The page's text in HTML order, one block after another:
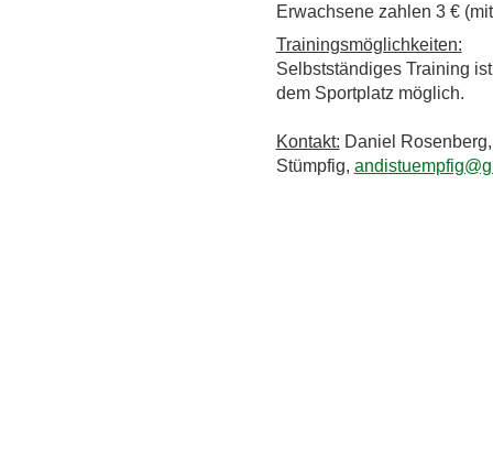
Erwachsene zahlen 3 €
Trainingsmöglichkeiten:
Selbstständiges Training
dem Sportplatz möglich.
Kontakt: Daniel
Stümpfig,